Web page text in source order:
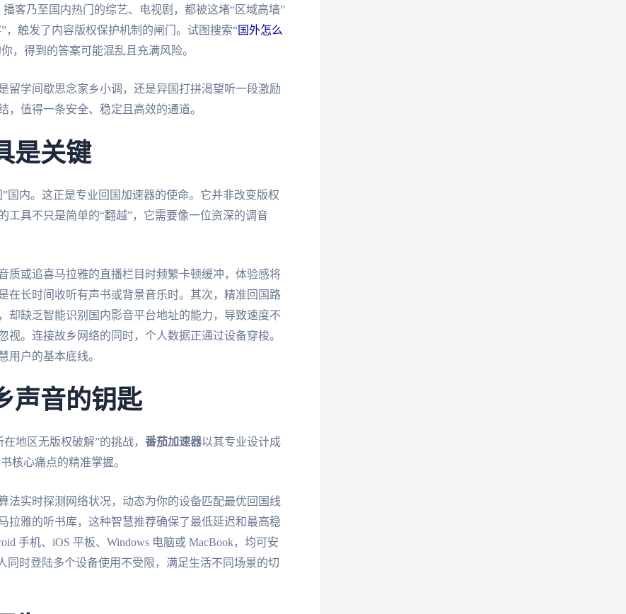
客乃至国内热门的综艺、电视剧，都被这堵“区域高墙”
触发了内容版权保护机制的闸门。试图搜索“国外怎么
，得到的答案可能混乱且充满风险。
留学间歇思念家乡小调，还是异国打拼渴望听一段激励
值得一条安全、稳定且高效的通道。
是关键
国内。这正是专业回国加速器的使命。它并非改变版权
具不只是简单的“翻越”，它需要像一位资深的调音
质或追喜马拉雅的直播栏目时频繁卡顿缓冲，体验感将
在长时间收听有声书或背景音乐时。其次，精准回国路
却缺乏智能识别国内影音平台地址的能力，导致速度不
。连接故乡网络的同时，个人数据正通过设备穿梭。
用户的基本底线。
声音的钥匙
地区无版权破解”的挑战， 番茄加速器以其专业设计成
核心痛点的精准掌握。
法实时探测网络状况，动态为你的设备匹配最优回国线
拉雅的听书库，这种智慧推荐确保了最低延迟和最高稳
手机、iOS 平板、Windows 电脑或 MacBook，均可安
同时登陆多个设备使用不受限，满足生活不同场景的切